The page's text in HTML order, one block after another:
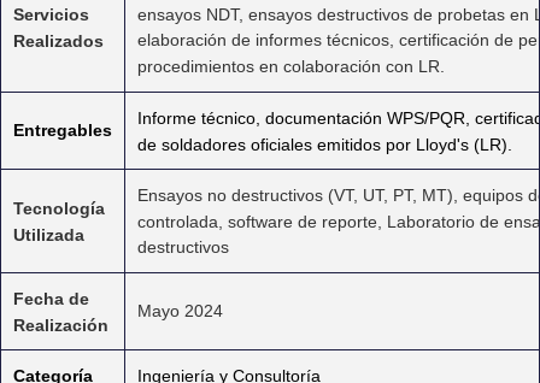
Servicios
Realizados
ensayos NDT, ensayos destructivos de probetas en
elaboración de informes técnicos, certificación de
procedimientos en colaboración con LR.
Entregables
Informe técnico, documentación WPS/PQR,
de soldadores oficiales emitidos por Lloyd's (LR).
Tecnología
Utilizada
Ensayos no destructivos (VT, UT, PT, MT), equipos
controlada, software de reporte, Laboratorio de
destructivos
Fecha de
Realización
Mayo 2024
Categoría Ingeniería y Consultoría